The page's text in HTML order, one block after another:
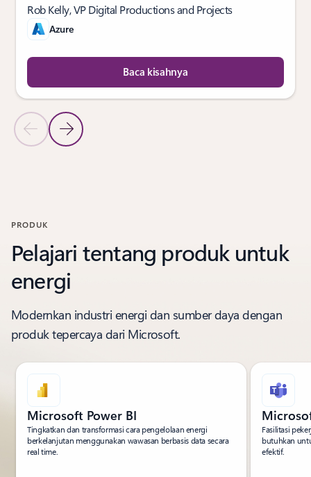
Slide Sebelumnya
Slide Berikutnya
Rob Kelly, VP Digital Productions and Projects
Azure
Baca kisahnya
PRODUK
Pelajari tentang produk untuk
energi
Modernkan industri energi dan sumber daya dengan
produk tepercaya dari Microsoft.
Microsoft Power BI
Tingkatkan dan transformasi cara pengelolaan energi
berkelanjutan menggunakan wawasan berbasis data secara
real time.
Fasilitasi
butuhkan
efektif.